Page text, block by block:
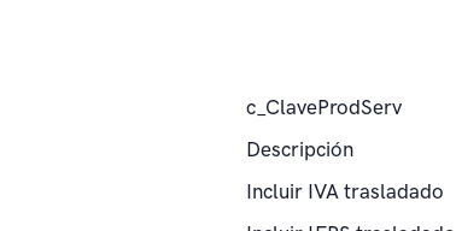
c_ClaveProdServ
Descripción
Incluir IVA trasladado